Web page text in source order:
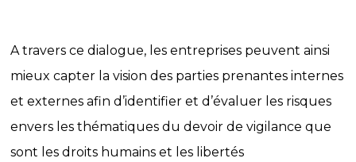
A travers ce dialogue, les entreprises peuvent ainsi
mieux capter la vision des parties prenantes internes
et externes afin d’identifier et d’évaluer les risques
envers les thématiques du devoir de vigilance que
sont les droits humains et les libertés